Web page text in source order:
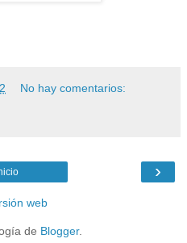
No hay comentarios:
›
web
de Blogger.